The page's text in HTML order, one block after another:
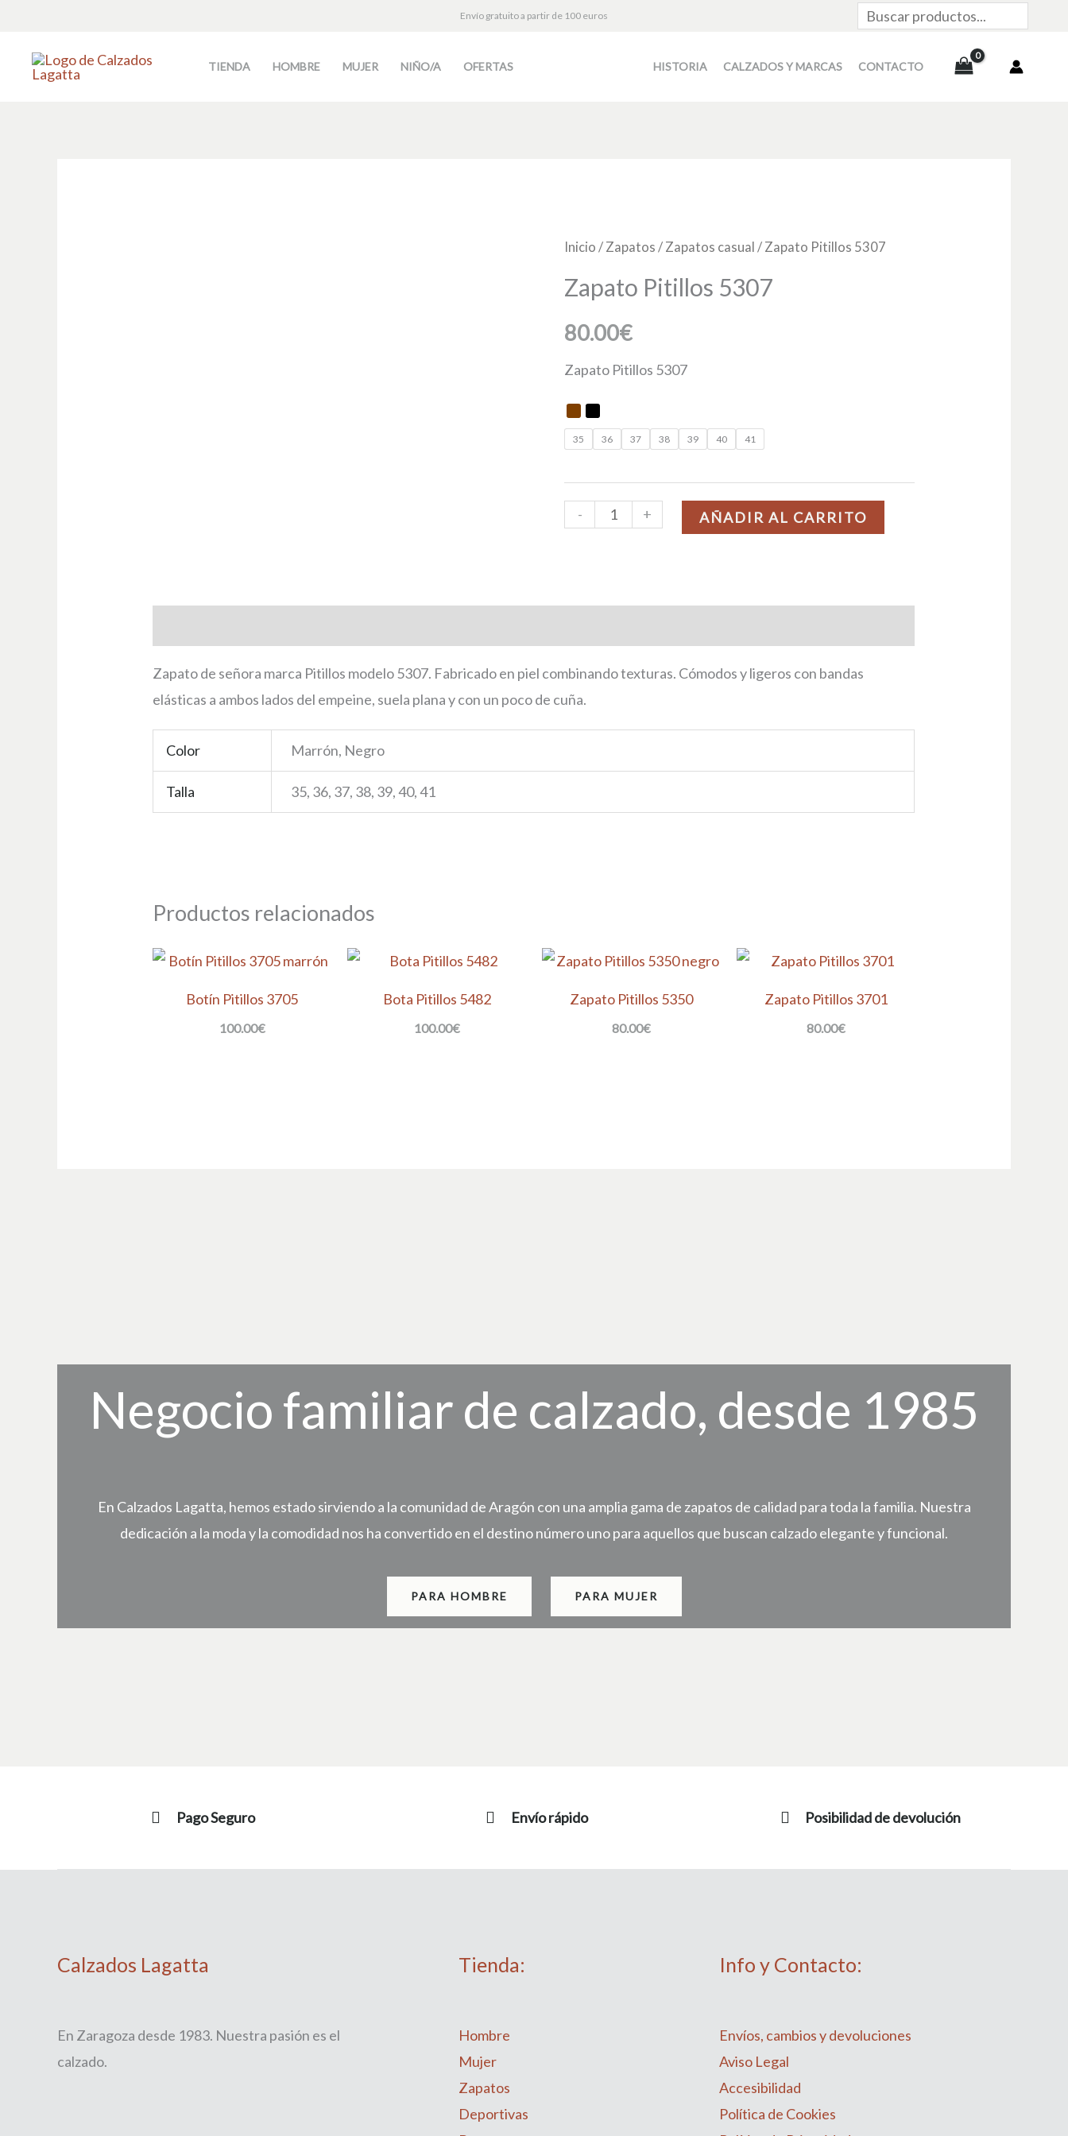
contenido
Envío gratuito a partir de 100 euros Buscar
TIENDA HOMBRE MUJER NIÑO/A OFERTAS HISTORIA CALZADOS Y MARCAS CONTACTO
Inicio / Zapatos / Zapatos casual / Zapato Pitillos 5307
Zapato Pitillos 5307
80.00€
Zapato Pitillos 5307
35 36 37 38 39 40 41
-
Zapato
5307
cantidad
+ AÑADIR AL CARRITO
Zapato de señora marca Pitillos modelo 5307. Fabricado en piel combinando texturas. Cómodos y ligeros con bandas
elásticas a ambos lados del empeine, suela plana y con un poco de cuña.
Color Marrón, Negro
Talla 35, 36, 37, 38, 39, 40, 41
Productos relacionados
Botín Pitillos 3705
100.00€
Bota Pitillos 5482
100.00€
Zapato Pitillos 5350
80.00€
Zapato Pitillos 3701
80.00€
Negocio familiar de calzado, desde 1985
En Calzados Lagatta, hemos estado sirviendo a la comunidad de Aragón con una amplia gama de zapatos de calidad para toda la familia. Nuestra
dedicación a la moda y la comodidad nos ha convertido en el destino número uno para aquellos que buscan calzado elegante y funcional.
PARA HOMBRE PARA MUJER
Pago Seguro Envío rápido Posibilidad de devolución
Calzados Lagatta
En Zaragoza desde 1983. Nuestra pasión es el
calzado.
Tienda:
Hombre
Mujer
Zapatos
Deportivas
Info y Contacto:
Envíos, cambios y devoluciones
Aviso Legal
Accesibilidad
Política de Cookies